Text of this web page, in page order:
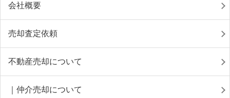
会社概要
売却査定依頼
不動産売却について
｜仲介売却について